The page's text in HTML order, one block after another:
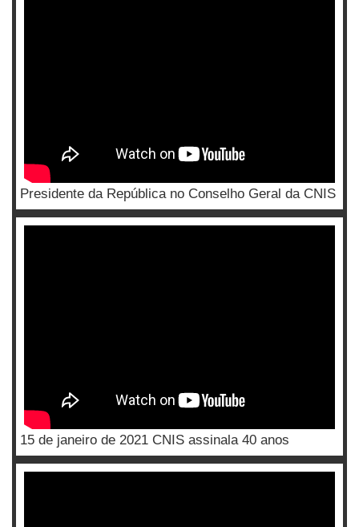
Presidente da República no Conselho Geral da CNIS
15 de janeiro de 2021 CNIS assinala 40 anos